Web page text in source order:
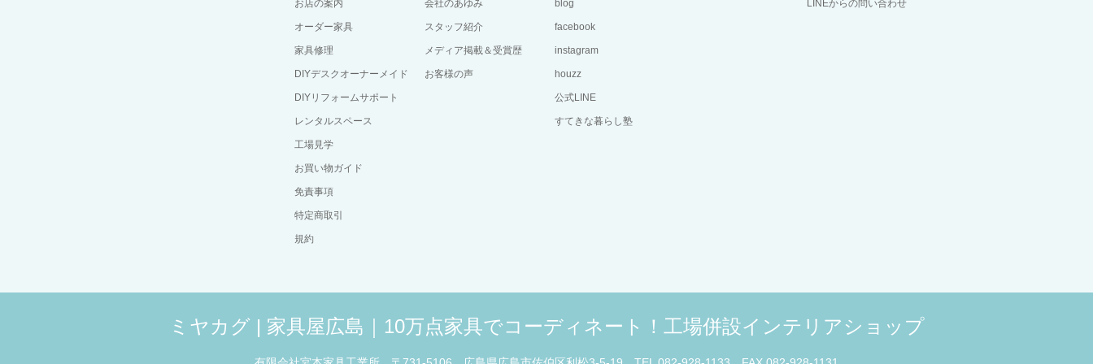
お店の案内
オーダー家具
家具修理
DIYデスクオーナーメイド
DIYリフォームサポート
レンタルスペース
工場見学
お買い物ガイド
免責事項
特定商取引
規約
会社のあゆみ
スタッフ紹介
メディア掲載＆受賞歴
お客様の声
blog
facebook
instagram
houzz
公式LINE
すてきな暮らし塾
LINEからの問い合わせ
ミヤカグ | 家具屋広島｜10万点家具でコーディネート！工場併設インテリアショップ